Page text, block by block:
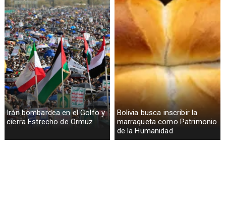
Irán bombardea en el Golfo y
cierra Estrecho de Ormuz
Bolivia busca inscribir la
marraqueta como Patrimonio
de la Humanidad